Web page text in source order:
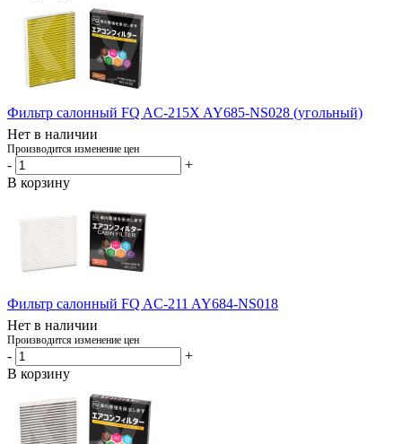
Фильтр салонный FQ AC-215X AY685-NS028 (угольный)
Нет в наличии
Производится изменение цен
-
+
В корзину
Фильтр салонный FQ AC-211 AY684-NS018
Нет в наличии
Производится изменение цен
-
+
В корзину